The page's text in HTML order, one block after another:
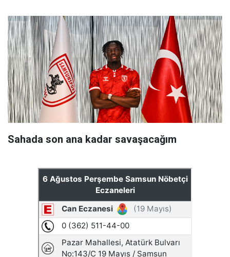
Sahada son ana kadar savaşacağım